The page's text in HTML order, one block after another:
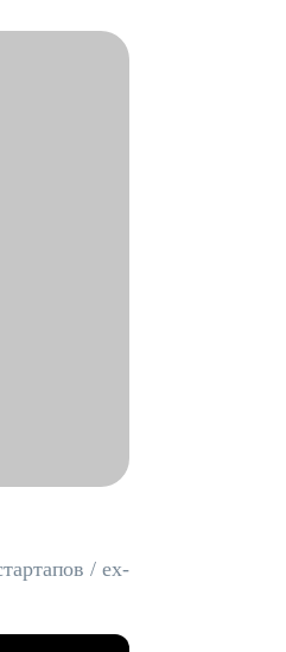
/ ex-